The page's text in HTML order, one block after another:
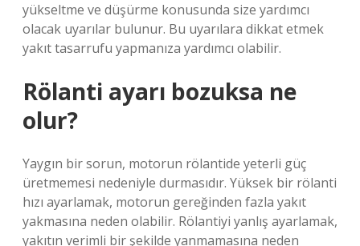
yükseltme ve düşürme konusunda size yardımcı
olacak uyarılar bulunur. Bu uyarılara dikkat etmek
yakıt tasarrufu yapmanıza yardımcı olabilir.
Rölanti ayarı bozuksa ne
olur?
Yaygın bir sorun, motorun rölantide yeterli güç
üretmemesi nedeniyle durmasıdır. Yüksek bir rölanti
hızı ayarlamak, motorun gereğinden fazla yakıt
yakmasına neden olabilir. Rölantiyi yanlış ayarlamak,
yakıtın verimli bir şekilde yanmamasına neden